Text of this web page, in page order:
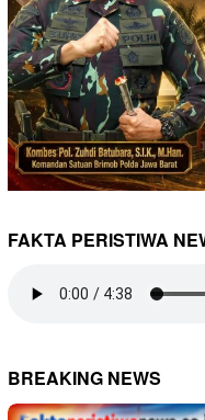
FAKTA PERISTIWA
BREAKING NEWS